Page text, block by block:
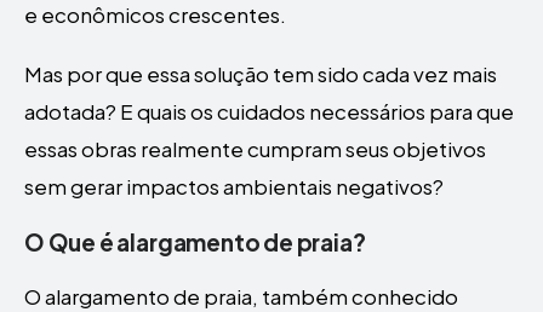
e econômicos crescentes.
Mas por que essa solução tem sido cada vez mais
adotada? E quais os cuidados necessários para que
essas obras realmente cumpram seus objetivos
sem gerar impactos ambientais negativos?
O Que é alargamento de praia?
O alargamento de praia, também conhecido